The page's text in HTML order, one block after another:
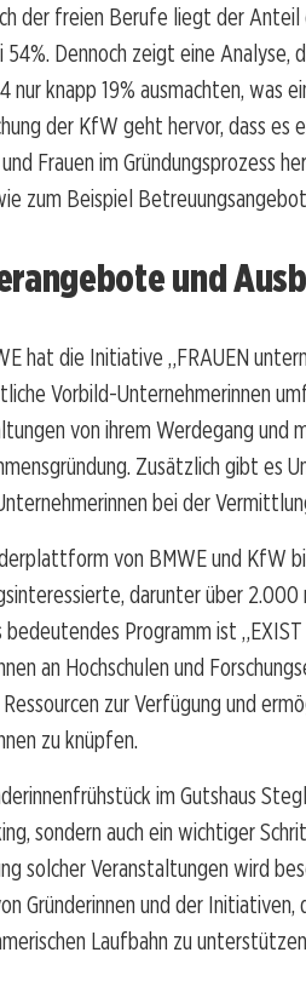
der freien Berufe liegt der Anteil
54%. Dennoch zeigt eine Analyse,
nur knapp 19% ausmachten, was
der KfW geht hervor, dass es
Frauen im Gründungsprozess
zum Beispiel
und
hat die Initiative „FRAUEN
Vorbild-Unternehmerinnen
von ihrem Werdegang und
Zusätzlich gibt es
bei der
von BMWE und KfW
darunter über
Programm ist
an Hochschulen und
zur Verfügung und
zu knüpfen.
im Gutshaus
sondern auch ein wichtiger
solcher Veranstaltungen wird
Gründerinnen und der Initiativen,
Laufbahn zu